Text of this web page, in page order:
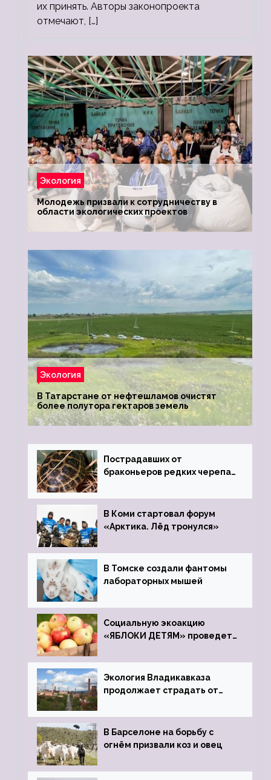
их принять. Авторы законопроекта
отмечают, […]
Экология
Молодежь призвали к сотрудничеству в
области экологических проектов
Экология
В Татарстане от нефтешламов очистят
более полутора гектаров земель
Пострадавших от
браконьеров редких черепах
зоопарк
В Коми стартовал форум
«Арктика. Лёд тронулся»
В Томске создали фантомы
лабораторных мышей
Социальную экоакцию
«ЯБЛОКИ ДЕТЯМ» проведет
Экология Владикавказа
продолжает страдать от
В Барселоне на борьбу с
огнём призвали коз и овец